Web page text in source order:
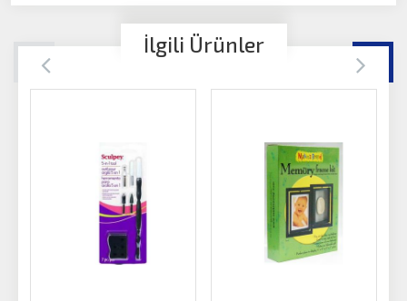
İlgili Ürünler